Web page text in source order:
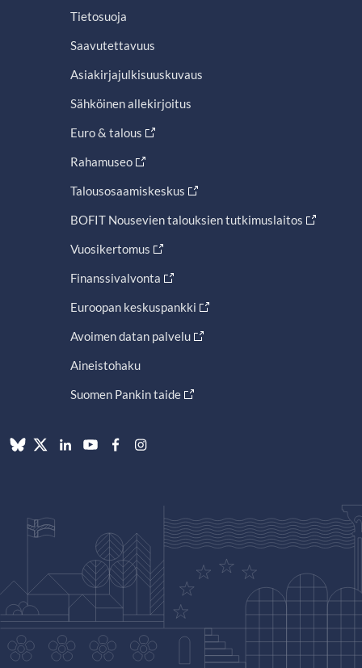
Tietosuoja
Saavutettavuus
Asiakirjajulkisuuskuvaus
Sähköinen allekirjoitus
Euro & talous
Rahamuseo
Talousosaamiskeskus
BOFIT Nousevien talouksien tutkimuslaitos
Vuosikertomus
Finanssivalvonta
Euroopan keskuspankki
Avoimen datan palvelu
Aineistohaku
Suomen Pankin taide